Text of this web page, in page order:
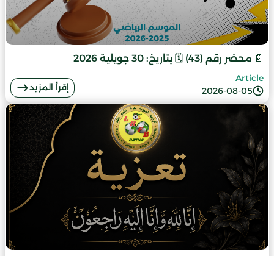
📄 محضر رقم (43) 🗓️ بتاريخ: 30 جويلية 2026
2026-08-05
Article
إقرأ المزيد